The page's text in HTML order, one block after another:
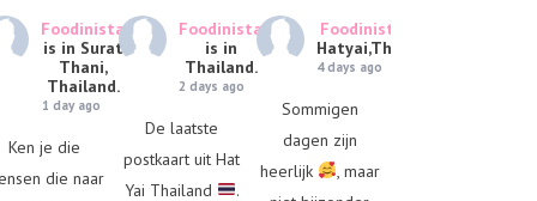
Foodinista
is in Surat
Thani,
Thailand.
1 day ago
Ken je die
die naar
Foodinista
is in
Thailand.
2 days ago
De laatste
postkaart uit Hat
Yai Thailand
.
Foodinista
Hatyai,Thailand.
4 days ago
Sommigen
dagen zijn
heerlijk
, maar